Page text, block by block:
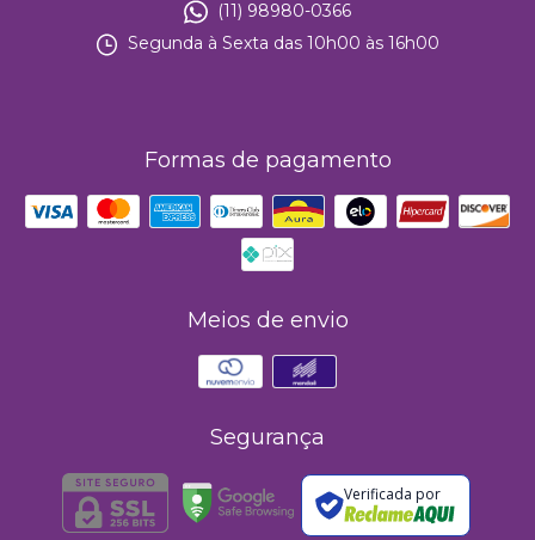
(11) 98980-0366
Segunda à Sexta das 10h00 às 16h00
Formas de pagamento
Meios de envio
Segurança
Verificada por